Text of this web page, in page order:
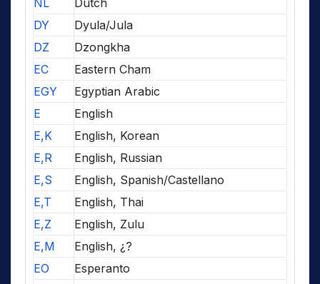
DY
Dyula/Jula
DZ
Dzongkha
EC
Eastern Cham
EGY
Egyptian Arabic
E
English
E,K
English, Korean
E,R
English, Russian
E,S
English, Spanish/Castellano
E,T
English, Thai
E,Z
English, Zulu
E,M
English, ¿?
EO
Esperanto